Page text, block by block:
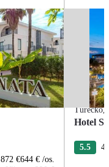
872 €644 € /os.
Turecko,
Hotel
5.5